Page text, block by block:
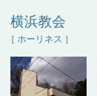
横浜教会
［ ホーリネス ］